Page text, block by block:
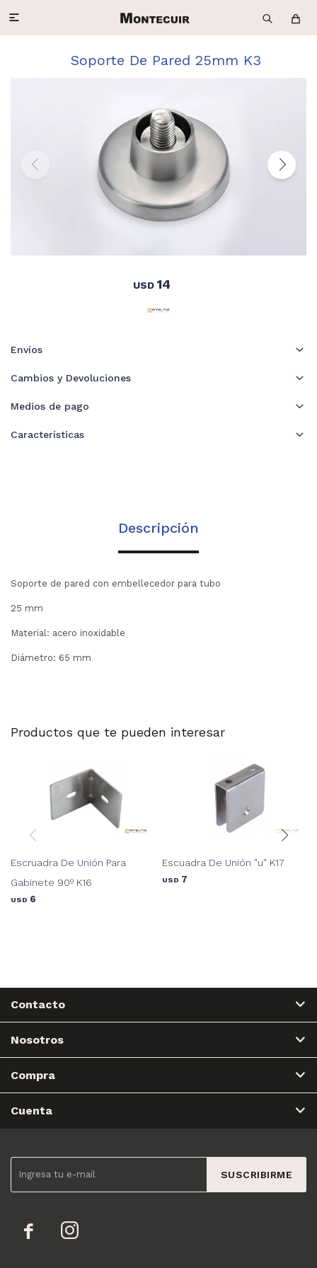

Soporte De Pared 25mm K3
USD 14
Envíos
Cambios y Devoluciones
Medios de pago
Características
Descripción
Soporte de pared con embellecedor para tubo
25 mm
Material: acero inoxidable
Diámetro: 65 mm
Productos que te pueden interesar
Escruadra De Unión Para
Gabinete 90º K16
USD 6
Escuadra De Unión "u" K17
USD 7
SUSCRIBIRME
 
Contacto
Nosotros
Compra
Cuenta